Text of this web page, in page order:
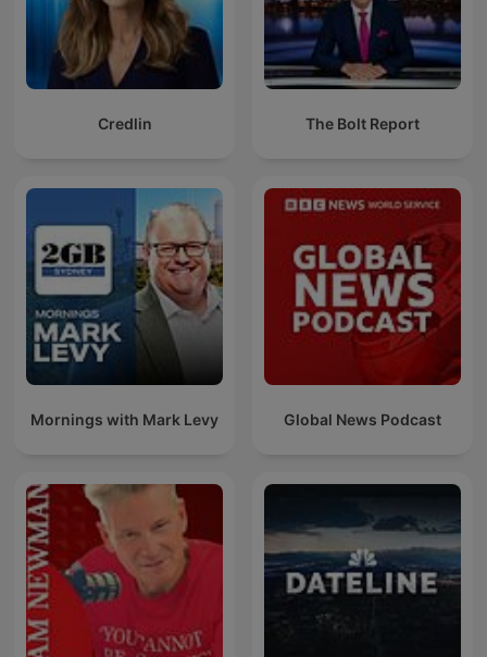
Credlin The Bolt Report
Mornings with Mark Levy Global News Podcast